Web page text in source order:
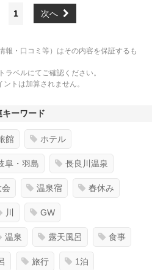
1 次へ
報・口コミ等）はその内容を保証するも
ベルにてご確認ください。
トは加算されません。
キーワード
館 ホテル
阜・羽島 長良川温泉
温泉宿 春休み
川 GW
温泉 露天風呂 食事
旅行 1泊